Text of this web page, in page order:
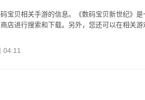
宝贝相关手游的信息。《数码宝贝新世纪》
店进行搜索和下载。另外，您还可以在相关
04:11